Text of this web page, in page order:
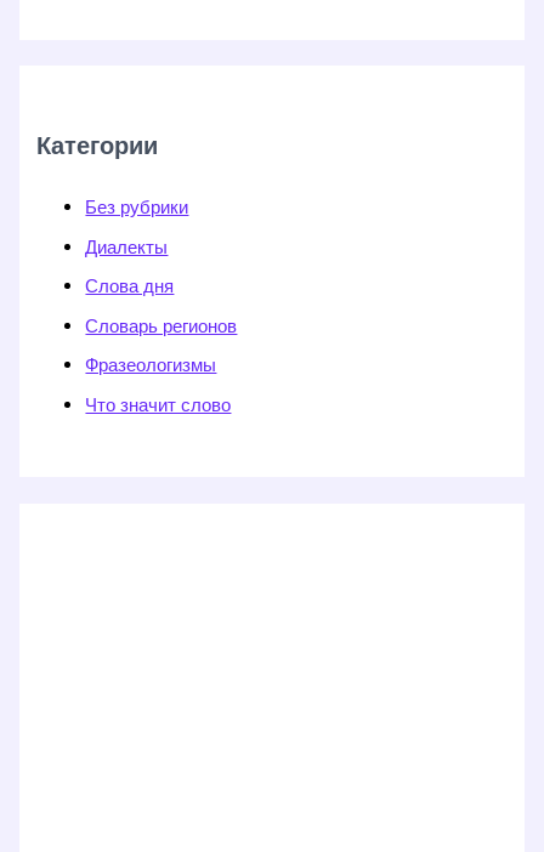
Категории
Без рубрики
Диалекты
Слова дня
Словарь регионов
Фразеологизмы
Что значит слово